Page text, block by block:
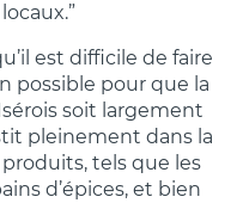
est difficile de faire
possible pour que la
soit largement
pleinement dans la
tels que les
d’épices, et bien